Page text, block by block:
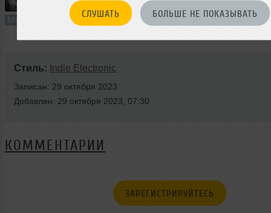
СЛУШАТЬ БОЛЬШЕ НЕ ПОКАЗЫВАТЬ
102:32 1 190 MB,
Микс В плейлист
Стиль: Indie Electronic
Записан: 29 октября 2023
Добавлен: 29 октября 2023, 07:30
КОММЕНТАРИИ
ЗАРЕГИСТРИРУЙТЕСЬ